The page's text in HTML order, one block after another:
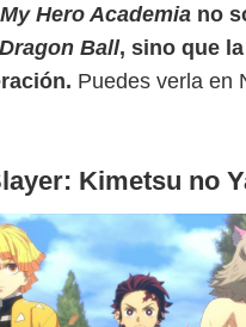
My Hero Academia no
Dragon Ball, sino que
Puedes verla en
Kimetsu no